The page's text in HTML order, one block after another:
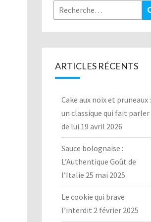
Rechercher :
ARTICLES RÉCENTS
Cake aux noix et pruneaux :
un classique qui fait parler
de lui 19 avril 2026
Sauce bolognaise :
L’Authentique Goût de
l’Italie 25 mai 2025
Le cookie qui brave
l’interdit 2 février 2025